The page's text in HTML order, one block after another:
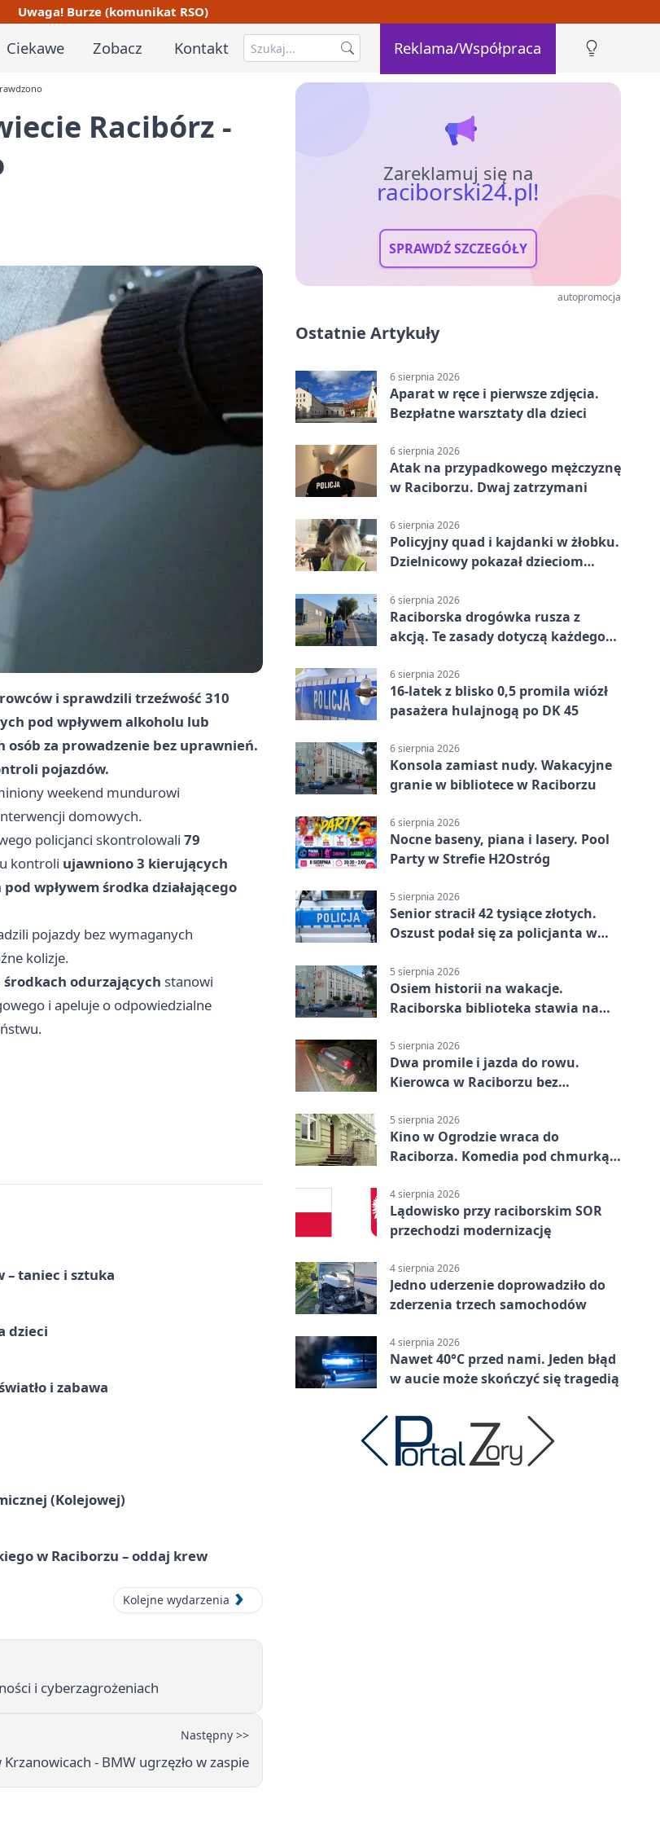
Uwaga! Burze (komunikat RSO)
Ciekawe Zobacz Kontakt Reklama/Współpraca
Racibórz -
i sprawdzili trzeźwość 310
pod wpływem alkoholu lub
osób za prowadzenie bez uprawnień.
pojazdów.
weekend mundurowi
domowych.
policjanci skontrolowali 79
kontroli ujawniono 3 kierujących
wpływem środka działającego
pojazdy bez wymaganych
kolizje.
odurzających stanowi
i apeluje o odpowiedzialne
– taniec i sztuka
dzieci
i zabawa
(Kolejowej)
w Raciborzu – oddaj krew
Kolejne wydarzenia
i cyberzagrożeniach
Następny >>
- BMW ugrzęzło w zaspie
Zareklamuj się na
raciborski24.pl!
SPRAWDŹ SZCZEGÓŁY
autopromocja
Ostatnie Artykuły
6 sierpnia 2026
Aparat w ręce i pierwsze zdjęcia.
Bezpłatne warsztaty dla dzieci
6 sierpnia 2026
Atak na przypadkowego mężczyznę
w Raciborzu. Dwaj zatrzymani
6 sierpnia 2026
Policyjny quad i kajdanki w żłobku.
Dzielnicowy pokazał dzieciom
6 sierpnia 2026
Raciborska drogówka rusza z
akcją. Te zasady dotyczą każdego
6 sierpnia 2026
16-latek z blisko 0,5 promila wiózł
pasażera hulajnogą po DK 45
6 sierpnia 2026
Konsola zamiast nudy. Wakacyjne
granie w bibliotece w Raciborzu
6 sierpnia 2026
Nocne baseny, piana i lasery. Pool
Party w Strefie H2Ostróg
5 sierpnia 2026
Senior stracił 42 tysiące złotych.
Oszust podał się za policjanta w
5 sierpnia 2026
Osiem historii na wakacje.
Raciborska biblioteka stawia na
5 sierpnia 2026
Dwa promile i jazda do rowu.
Kierowca w Raciborzu bez
5 sierpnia 2026
Kino w Ogrodzie wraca do
Raciborza. Komedia pod chmurką
4 sierpnia 2026
Lądowisko przy raciborskim SOR
przechodzi modernizację
4 sierpnia 2026
Jedno uderzenie doprowadziło do
zderzenia trzech samochodów
4 sierpnia 2026
Nawet 40°C przed nami. Jeden błąd
w aucie może skończyć się tragedią